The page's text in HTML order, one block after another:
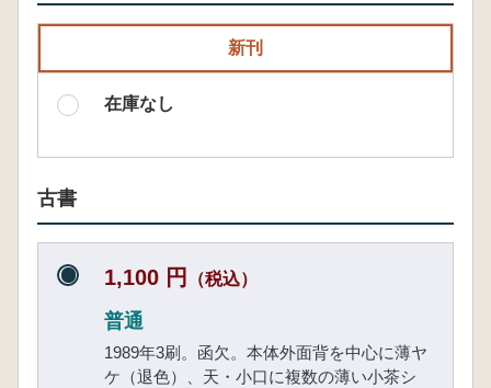
新刊
在庫なし
古書
1,100 円 （税込）
普通
1989年3刷。函欠。本体外面背を中心に薄ヤ
ケ（退色）、天・小口に複数の薄い小茶シ